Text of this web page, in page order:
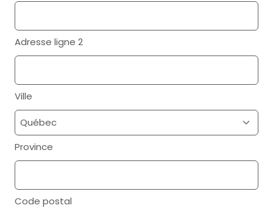
Adresse ligne 2
Ville
Province
Code postal